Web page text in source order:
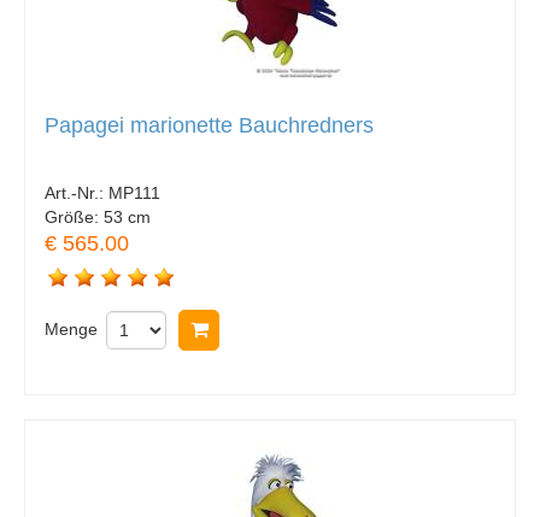
Papagei marionette Bauchredners
Art.-Nr.: MP111
Größe: 53 cm
€ 565.00
Menge